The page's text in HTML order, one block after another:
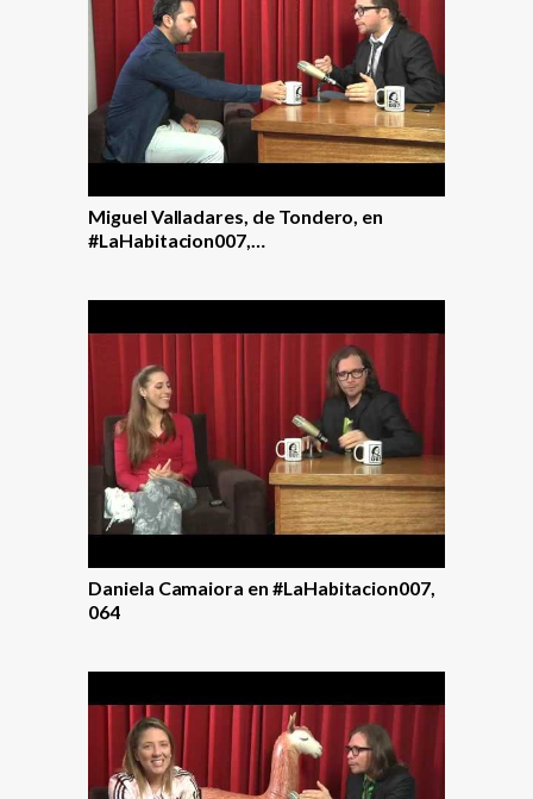
Miguel Valladares, de Tondero, en
#LaHabitacion007,…
Daniela Camaiora en #LaHabitacion007,
064